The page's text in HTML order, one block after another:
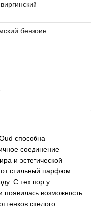
бензоин
способна
соединение
и эстетической
стильный парфюм
С тех пор у
появилась возможность
спелого